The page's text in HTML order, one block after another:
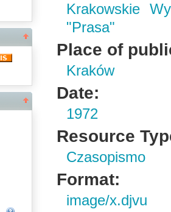
Krakowskie
"Prasa"
Place of
Kraków
Date:
1972
Resource
Czasopismo
Format:
image/x.djvu